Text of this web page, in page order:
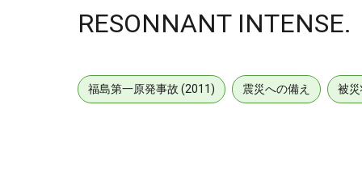
RESONNANT INTENSE.
福島第一原発事故 (2011) 震災への備え 被災